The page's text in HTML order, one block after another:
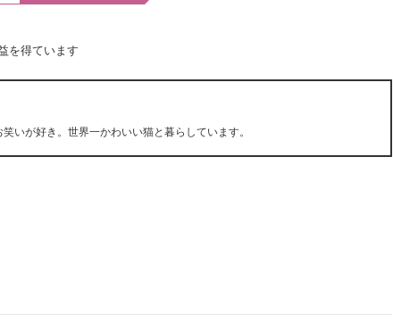
を得ています
いが好き。世界一かわいい猫と暮らしています。